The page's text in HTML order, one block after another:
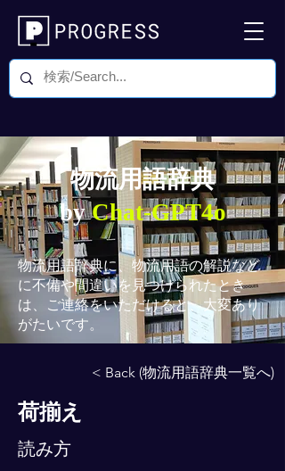
物流用語辞典
byChat-GPT4o
物流用語辞典に、物流用語の解説など
に不備や間違いを見つけられたとき
は、ご連絡をいただけると、大変あり
がたいです。
< Back (物流用語辞典一覧へ)
荷揃え
読み方